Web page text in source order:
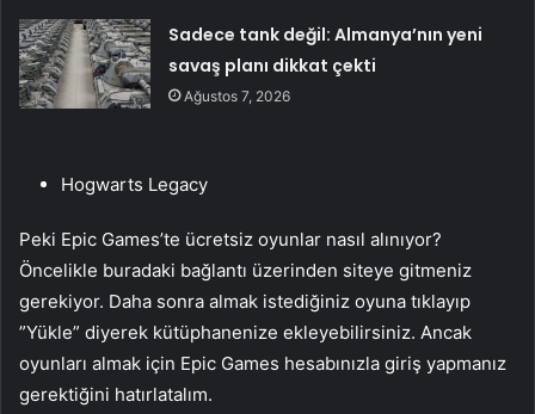
Sadece tank değil: Almanya’nın yeni
savaş planı dikkat çekti
Ağustos 7, 2026
Hogwarts Legacy
Peki Epic Games’te ücretsiz oyunlar nasıl alınıyor?
Öncelikle buradaki bağlantı üzerinden siteye gitmeniz
gerekiyor. Daha sonra almak istediğiniz oyuna tıklayıp
”Yükle” diyerek kütüphanenize ekleyebilirsiniz. Ancak
oyunları almak için Epic Games hesabınızla giriş yapmanız
gerektiğini hatırlatalım.